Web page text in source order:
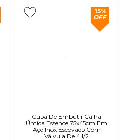
15%
OFF
Cuba De Embutir Calha
Úmida Essence 75x45cm Em
Aço Inox Escovado Com
Válvula De 4.1/2